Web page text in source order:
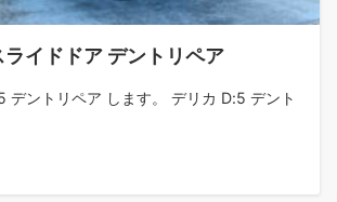
イドドア デントリペア
デントリペア します。 デリカ D:5 デント